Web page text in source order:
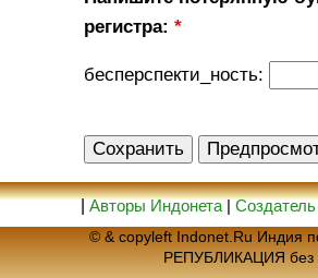
регистра:*
бесперспекти_ность:
|Авторы Индонета|
© & copyleft Indonet.Ru Индия
РЕПУБЛИКАЦИЯ без